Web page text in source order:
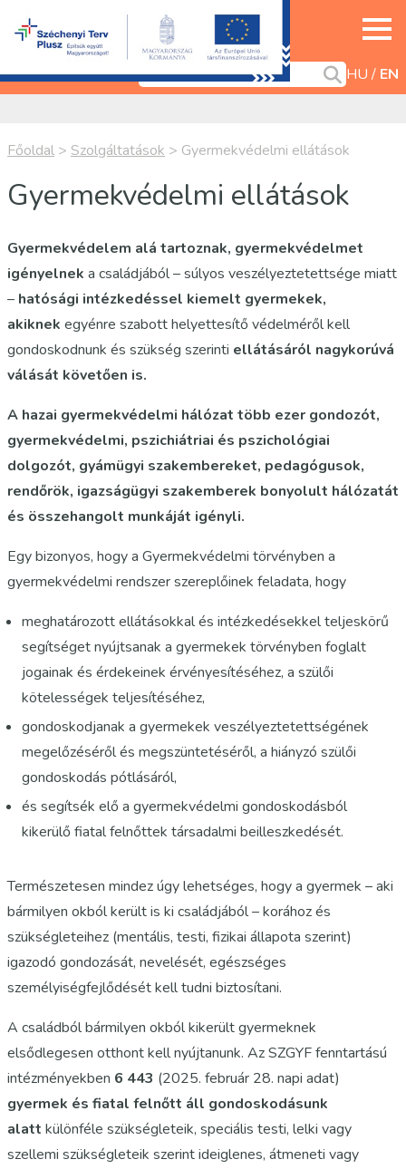
HU EN
Főoldal > Szolgáltatások > Gyermekvédelmi ellátások
Gyermekvédelmi ellátások
Gyermekvédelem alá tartoznak, gyermekvédelmet
igényelnek a családjából – súlyos veszélyeztetettsége miatt
– hatósági intézkedéssel kiemelt gyermekek,
akiknek egyénre szabott helyettesítő védelméről kell
gondoskodnunk és szükség szerinti ellátásáról nagykorúvá
válását követően is.
A hazai gyermekvédelmi hálózat több ezer gondozót,
gyermekvédelmi, pszichiátriai és pszichológiai
dolgozót, gyámügyi szakembereket, pedagógusok,
rendőrök, igazságügyi szakemberek bonyolult hálózatát
és összehangolt munkáját igényli.
Egy bizonyos, hogy a Gyermekvédelmi törvényben a
gyermekvédelmi rendszer szereplőinek feladata, hogy
meghatározott ellátásokkal és intézkedésekkel teljeskörű
segítséget nyújtsanak a gyermekek törvényben foglalt
jogainak és érdekeinek érvényesítéséhez, a szülői
kötelességek teljesítéséhez,
gondoskodjanak a gyermekek veszélyeztetettségének
megelőzéséről és megszüntetéséről, a hiányzó szülői
gondoskodás pótlásáról,
és segítsék elő a gyermekvédelmi gondoskodásból
kikerülő fiatal felnőttek társadalmi beilleszkedését.
Természetesen mindez úgy lehetséges, hogy a gyermek – aki
bármilyen okból került is ki családjából – korához és
szükségleteihez (mentális, testi, fizikai állapota szerint)
igazodó gondozását, nevelését, egészséges
személyiségfejlődését kell tudni biztosítani.
A családból bármilyen okból kikerült gyermeknek
elsődlegesen otthont kell nyújtanunk. Az SZGYF fenntartású
intézményekben 6 443 (2025. február 28. napi adat)
gyermek és fiatal felnőtt áll gondoskodásunk
alatt különféle szükségleteik, speciális testi, lelki vagy
szellemi szükségleteik szerint ideiglenes, átmeneti vagy